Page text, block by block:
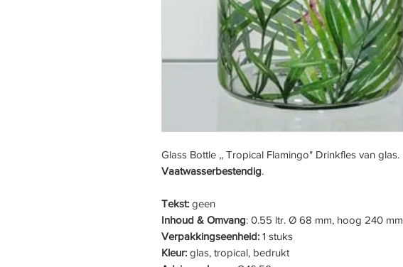
Glass Bottle ,, Tropical Flamingo" Drinkfles van glas.
Vaatwasserbestendig.
Tekst: geen
Inhoud & Omvang: 0.55 ltr. Ø 68 mm, hoog 240 mm
Verpakkingseenheid: 1 stuks
Kleur: glas, tropical, bedrukt